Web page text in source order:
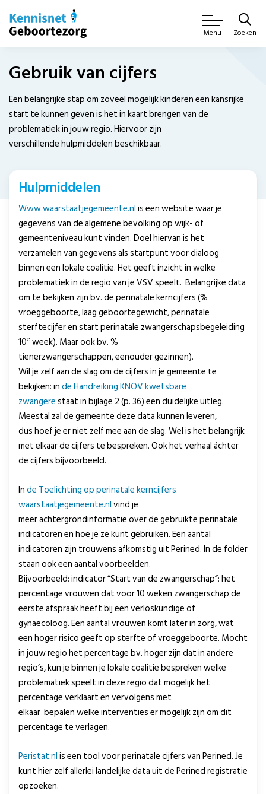
Menu Zoeken
Gebruik van cijfers
Een belangrijke stap om zoveel mogelijk kinderen een kansrijke
start te kunnen geven is het in kaart brengen van de
problematiek in jouw regio. Hiervoor zijn
verschillende hulpmiddelen beschikbaar.
Hulpmiddelen
Www.waarstaatjegemeente.nlis een website waar je
gegevens van de algemene bevolking op wijk- of
gemeenteniveau kunt vinden. Doel hiervan is het
verzamelen van gegevens als startpunt voor dialoog
binnen een lokale coalitie. Het geeft inzicht in welke
problematiek in de regio van je VSV speelt. Belangrijke data
om te bekijken zijn bv. de perinatale kerncijfers (%
vroeggeboorte, laag geboortegewicht, perinatale
sterftecijfer en start perinatale zwangerschapsbegeleiding
10e week). Maar ook bv. %
tienerzwangerschappen, eenouder gezinnen).
Wil je zelf aan de slag om de cijfers in je gemeente te
bekijken: inde Handreiking KNOV kwetsbare
zwangerestaat in bijlage 2 (p. 36) een duidelijke uitleg.
Meestal zal de gemeente deze data kunnen leveren,
dus hoef je er niet zelf mee aan de slag. Wel is het belangrijk
met elkaar de cijfers te bespreken. Ook het verhaal áchter
de cijfers bijvoorbeeld.
Inde Toelichting op perinatale kerncijfers
waarstaatjegemeente.nlvind je
meer achtergrondinformatie over de gebruikte perinatale
indicatoren en hoe je ze kunt gebruiken. Een aantal
indicatoren zijn trouwens afkomstig uit Perined. In de folder
staan ook een aantal voorbeelden.
Bijvoorbeeld: indicator “Start van de zwangerschap”: het
percentage vrouwen dat voor 10 weken zwangerschap de
eerste afspraak heeft bij een verloskundige of
gynaecoloog. Een aantal vrouwen komt later in zorg, wat
een hoger risico geeft op sterfte of vroeggeboorte. Mocht
in jouw regio het percentage bv. hoger zijn dat in andere
regio’s, kun je binnen je lokale coalitie bespreken welke
problematiek speelt in deze regio dat mogelijk het
percentage verklaart en vervolgens met
elkaar bepalen welke interventies er mogelijk zijn om dit
percentage te verlagen.
Peristat.nlis een tool voor perinatale cijfers van Perined. Je
kunt hier zelf allerlei landelijke data uit de Perined registratie
opzoeken.